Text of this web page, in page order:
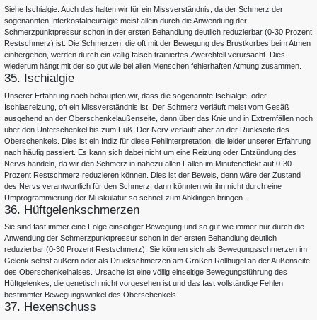
Siehe Ischialgie. Auch das halten wir für ein Missverständnis, da der Schmerz der
sogenannten Interkostalneuralgie meist allein durch die Anwendung der
Schmerzpunktpressur schon in der ersten Behandlung deutlich reduzierbar (0-30 Prozent
Restschmerz) ist. Die Schmerzen, die oft mit der Bewegung des Brustkorbes beim Atmen
einhergehen, werden durch ein vällig falsch trainiertes Zwerchfell verursacht. Dies
wiederum hängt mit der so gut wie bei allen Menschen fehlerhaften Atmung zusammen.
35. Ischialgie
Unserer Erfahrung nach behaupten wir, dass die sogenannte Ischialgie, oder
Ischiasreizung, oft ein Missverständnis ist. Der Schmerz verläuft meist vom Gesäß
ausgehend an der Oberschenkelaußenseite, dann über das Knie und in Extremfällen noch
über den Unterschenkel bis zum Fuß. Der Nerv verläuft aber an der Rückseite des
Oberschenkels. Dies ist ein Indiz für diese Fehlinterpretation, die leider unserer Erfahrung
nach häufig passiert. Es kann sich dabei nicht um eine Reizung oder Entzündung des
Nervs handeln, da wir den Schmerz in nahezu allen Fällen im Minuteneffekt auf 0-30
Prozent Restschmerz reduzieren können. Dies ist der Beweis, denn wäre der Zustand
des Nervs verantwortlich für den Schmerz, dann könnten wir ihn nicht durch eine
Umprogrammierung der Muskulatur so schnell zum Abklingen bringen.
36. Hüftgelenkschmerzen
Sie sind fast immer eine Folge einseitiger Bewegung und so gut wie immer nur durch die
Anwendung der Schmerzpunktpressur schon in der ersten Behandlung deutlich
reduzierbar (0-30 Prozent Restschmerz). Sie können sich als Bewegungsschmerzen im
Gelenk selbst äußern oder als Druckschmerzen am Großen Rollhügel an der Außenseite
des Oberschenkelhalses. Ursache ist eine völlig einseitige Bewegungsführung des
Hüftgelenkes, die genetisch nicht vorgesehen ist und das fast vollständige Fehlen
bestimmter Bewegungswinkel des Oberschenkels.
37. Hexenschuss